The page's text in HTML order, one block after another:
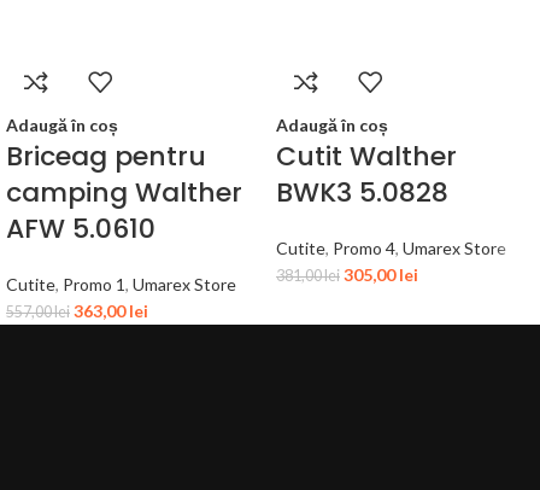
Adaugă în coș
Briceag pentru
camping Walther
AFW 5.0610
Cutite, Promo 1, Umarex Store
557,00lei 363,00lei
Adaugă în coș
Cutit Walther
BWK3 5.0828
Cutite, Promo 4, Umarex Store
381,00lei 305,00lei